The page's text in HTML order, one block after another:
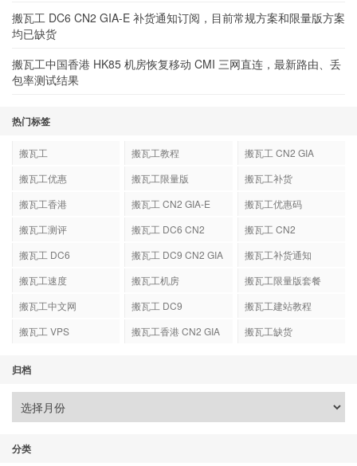
搬瓦工 DC6 CN2 GIA-E 补货通知订阅，目前常规方案和限量版方案
均已缺货
搬瓦工中国香港 HK85 机房恢复移动 CMI 三网直连，最新路由、丢
包率测试结果
热门标签
搬瓦工 搬瓦工教程
搬瓦工 CN2 GIA
搬瓦工优惠
搬瓦工限量版
搬瓦工补货
搬瓦工香港
搬瓦工 CN2 GIA-E
搬瓦工优惠码
搬瓦工测评
搬瓦工 DC6 CN2
搬瓦工 CN2
搬瓦工 DC6
搬瓦工 DC9 CN2 GIA
搬瓦工补货通知
搬瓦工速度
搬瓦工机房
搬瓦工限量版套餐
搬瓦工中文网
搬瓦工 DC9
搬瓦工建站教程
搬瓦工 VPS
搬瓦工香港 CN2 GIA 搬瓦工缺货
归档
分类